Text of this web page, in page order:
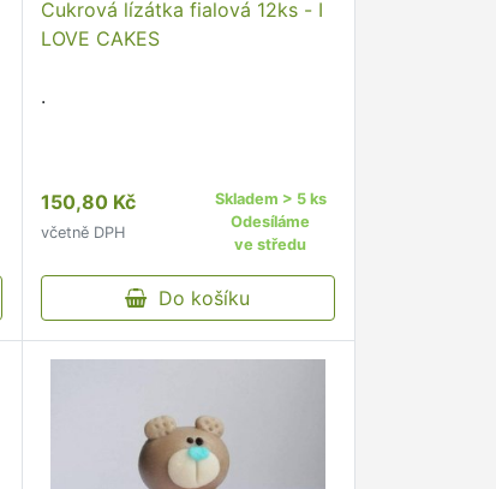
Cukrová lízátka fialová 12ks - I
LOVE CAKES
.
150,80 Kč
včetně DPH
Skladem > 5 ks
Odesíláme
ve středu
Do košíku